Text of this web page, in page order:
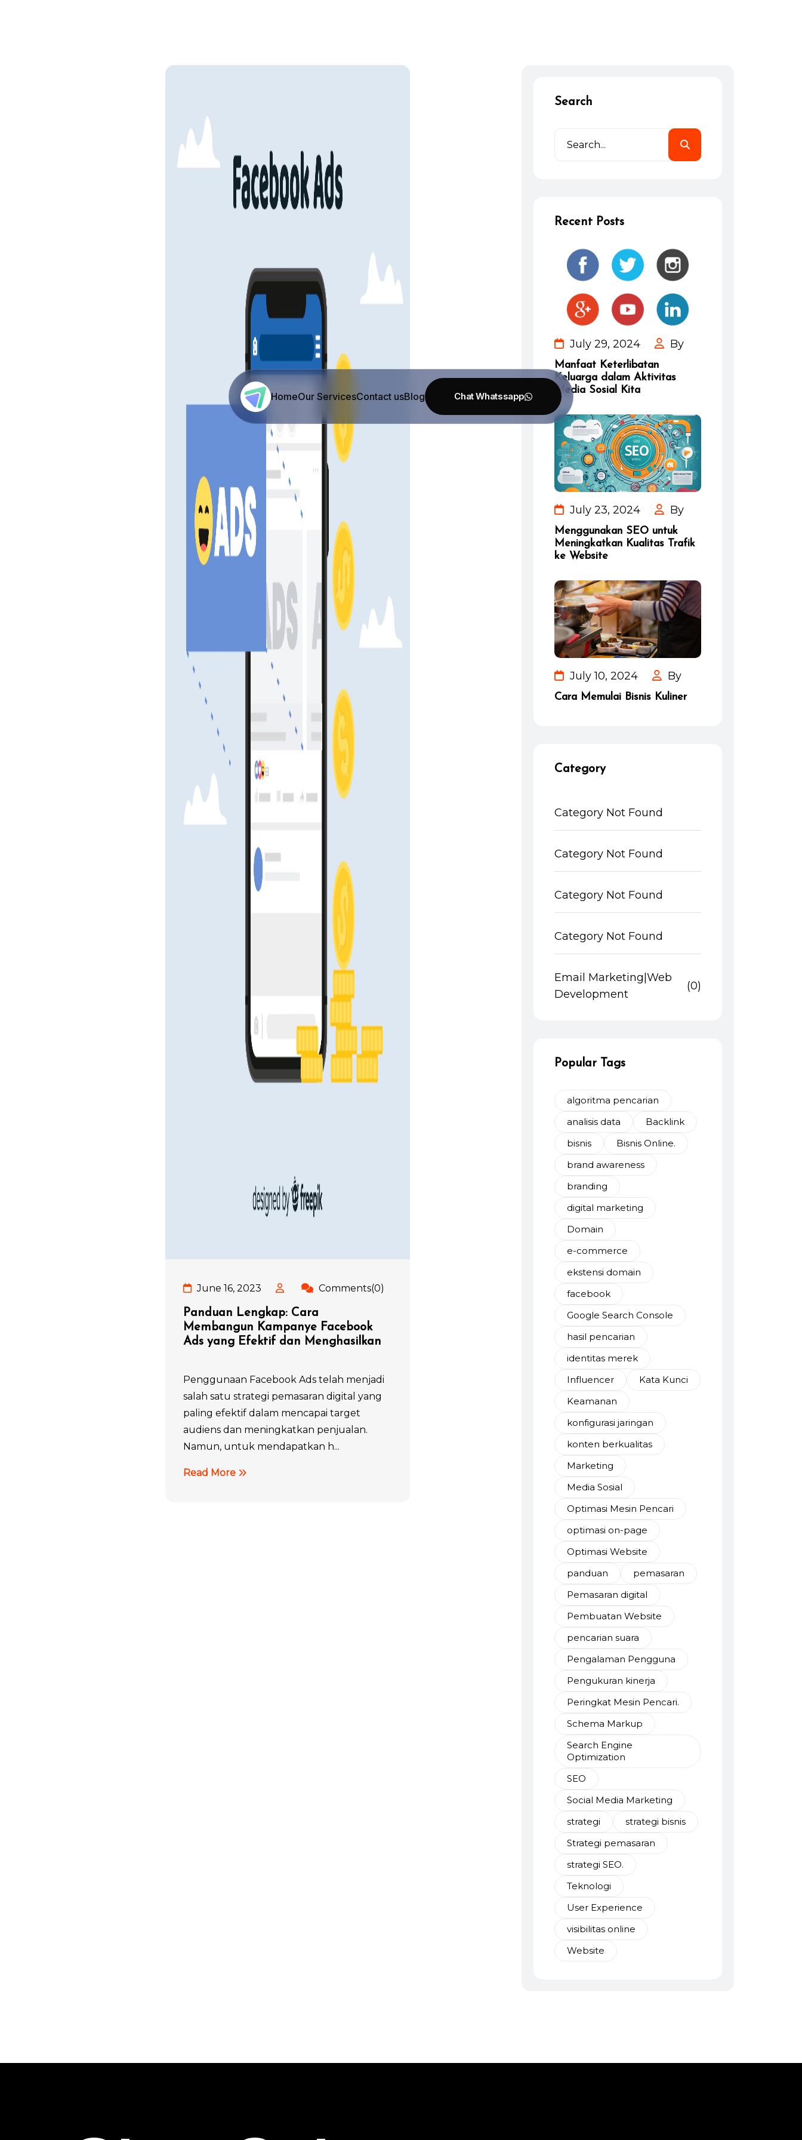
HomeOur ServicesContact usBlog
June 16, 2023 Comments(0)
Panduan Lengkap: Cara
Membangun Kampanye Facebook
Ads yang Efektif dan Menghasilkan
Penggunaan Facebook Ads telah menjadi
salah satu strategi pemasaran digital yang
paling efektif dalam mencapai target
audiens dan meningkatkan penjualan.
Namun, untuk mendapatkan h...
Read More
Search
Recent Posts
July 29, 2024 By
Manfaat Keterlibatan
Keluarga dalam Aktivitas
Media Sosial Kita
July 23, 2024 By
Menggunakan SEO untuk
Meningkatkan Kualitas Trafik
ke Website
July 10, 2024 By
Cara Memulai Bisnis Kuliner
Category
Category Not Found
Category Not Found
Category Not Found
Category Not Found
Email Marketing|Web
Development
(0)
Popular Tags
algoritma pencarian
analisis data
Backlink
bisnis
Bisnis Online.
brand awareness
branding
digital marketing
Domain
e-commerce
ekstensi domain
facebook
Google Search Console
hasil pencarian
identitas merek
Influencer
Kata Kunci
Keamanan
konfigurasi jaringan
konten berkualitas
Marketing
Media Sosial
Optimasi Mesin Pencari
optimasi on-page
Optimasi Website
panduan
pemasaran
Pemasaran digital
Pembuatan Website
pencarian suara
Pengalaman Pengguna
Pengukuran kinerja
Peringkat Mesin Pencari.
Schema Markup
Search Engine
Optimization
SEO
Social Media Marketing
strategi
strategi bisnis
Strategi pemasaran
strategi SEO.
Teknologi
User Experience
visibilitas online
Website